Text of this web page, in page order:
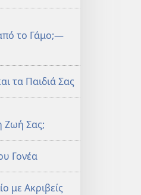
το Γάμο;—
τα Παιδιά Σας
Ζωή Σας;
Γονέα
με Ακριβείς